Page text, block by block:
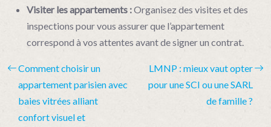
Visiter les appartements :Organisez des visites et des
inspections pour vous assurer que l’appartement
correspond à vos attentes avant de signer un contrat.
Comment choisir un
appartement parisien avec
baies vitrées alliant
confort visuel et
LMNP : mieux vaut opter
pour une SCI ou une SARL
de famille ?